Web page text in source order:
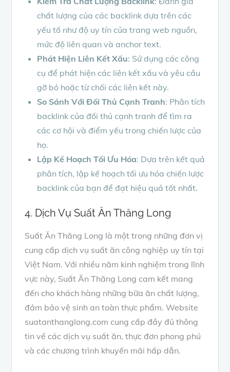
chất lượng của các backlink dựa trên các
yếu tố như độ uy tín của trang web nguồn,
mức độ liên quan và anchor text.
Phát Hiện Liên Kết Xấu: Sử dụng các công
cụ để phát hiện các liên kết xấu và yêu cầu
gỡ bỏ hoặc từ chối các liên kết này.
So Sánh Với Đối Thủ Cạnh Tranh: Phân tích
backlink của đối thủ cạnh tranh để tìm ra
các cơ hội và điểm yếu trong chiến lược của
họ.
Lập Kế Hoạch Tối Ưu Hóa: Dựa trên kết quả
phân tích, lập kế hoạch tối ưu hóa chiến lược
backlink của bạn để đạt hiệu quả tốt nhất.
4. Dịch Vụ Suất Ăn Thăng Long
Suất Ăn Thăng Long là một trong những đơn vị
cung cấp dịch vụ suất ăn công nghiệp uy tín tại
Việt Nam. Với nhiều năm kinh nghiệm trong lĩnh
vực này, Suất Ăn Thăng Long cam kết mang
đến cho khách hàng những bữa ăn chất lượng,
đảm bảo vệ sinh an toàn thực phẩm. Website
suatanthanglong.com cung cấp đầy đủ thông
tin về các dịch vụ suất ăn, thực đơn phong phú
và các chương trình khuyến mãi hấp dẫn.